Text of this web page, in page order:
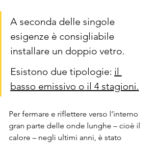
A seconda delle singole
esigenze è consigliabile
installare un doppio vetro.
Esistono due tipologie: il
basso emissivo o il 4 stagioni.
Per fermare e riflettere verso l’interno
gran parte delle onde lunghe – cioè il
calore – negli ultimi anni, è stato